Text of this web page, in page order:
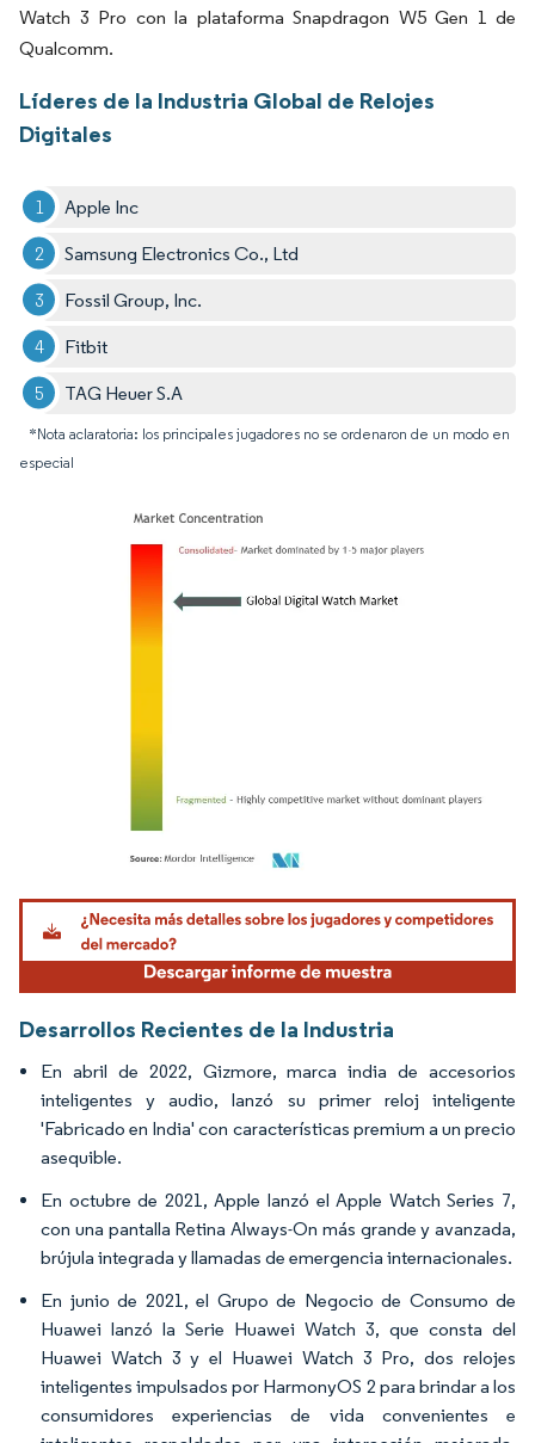
Watch 3 Pro con la plataforma Snapdragon W5 Gen 1 de
Qualcomm.
Líderes de la Industria Global de Relojes
Digitales
Apple Inc
Samsung Electronics Co., Ltd
Fossil Group, Inc.
Fitbit
TAG Heuer S.A
*Nota aclaratoria: los principales jugadores no se ordenaron de un modo en
especial
Imagen © Mordor Intelligence. El uso requiere atribución según CC BY 4.0.
Desarrollos Recientes de la Industria
En abril de 2022, Gizmore, marca india de accesorios
inteligentes y audio, lanzó su primer reloj inteligente
'Fabricado en India' con características premium a un precio
asequible.
En octubre de 2021, Apple lanzó el Apple Watch Series 7,
con una pantalla Retina Always-On más grande y avanzada,
brújula integrada y llamadas de emergencia internacionales.
En junio de 2021, el Grupo de Negocio de Consumo de
Huawei lanzó la Serie Huawei Watch 3, que consta del
Huawei Watch 3 y el Huawei Watch 3 Pro, dos relojes
inteligentes impulsados por HarmonyOS 2 para brindar a los
consumidores experiencias de vida convenientes e